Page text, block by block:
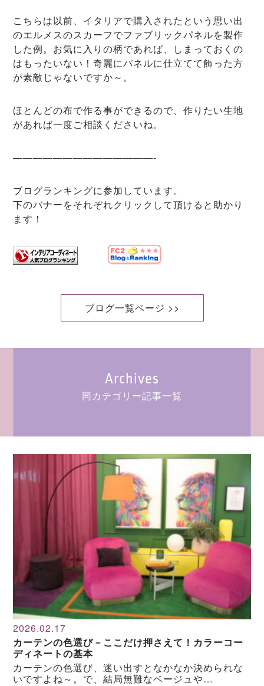
こちらは以前、イタリアで購入されたという思い出
のエルメスのスカーフでファブリックパネルを製作
した例。お気に入りの柄であれば、しまっておくの
はもったいない！奇麗にパネルに仕立てて飾った方
が素敵じゃないですか～。
ほとんどの布で作る事ができるので、作りたい生地
があれば一度ご相談くださいね。
——————————————-
ブログランキングに参加しています。
下のバナーをそれぞれクリックして頂けると助かり
ます！
ブログ一覧ページ >>
Archives
同カテゴリー記事一覧
2026.02.17
カーテンの色選び－ここだけ押さえて！カラーコー
ディネートの基本
カーテンの色選び、迷い出すとなかなか決められな
いですよね～。で、結局無難なベージュや…